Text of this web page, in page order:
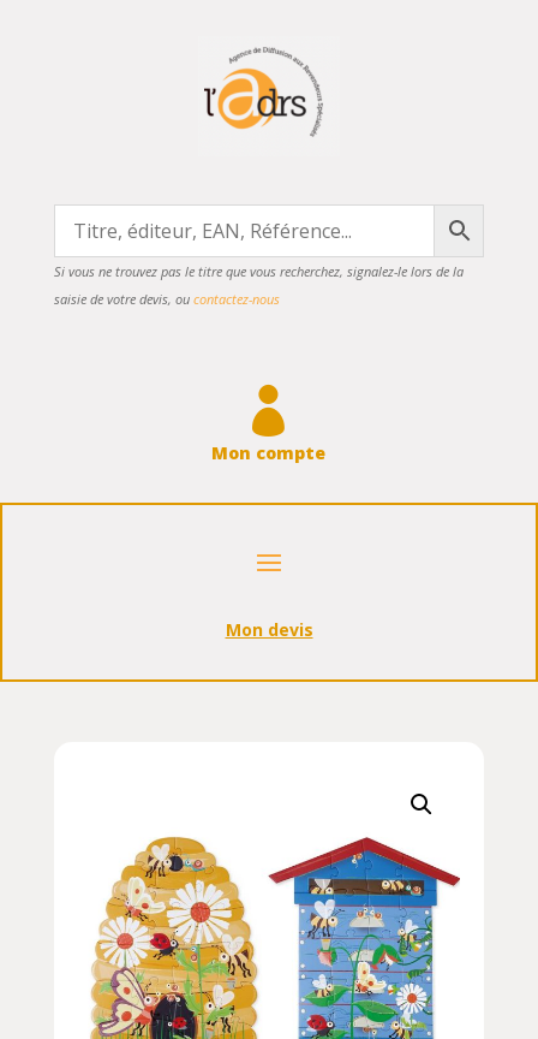
Si vous ne trouvez pas le titre que vous recherchez, signalez-le lors de la
saisie de votre devis, ou contactez-nous

Mon compte
Mon devis